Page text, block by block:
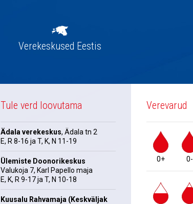
Verekeskused Eestis
Tule verd loovutama
Ädala verekeskus, Ädala tn 2
E, R 8-16 ja T, K, N 11-19
Ülemiste Doonorikeskus
Valukoja 7, Karl Papello maja
E, K, R 9-17 ja T, N 10-18
Kuusalu Rahvamaja (Keskväljak
Verevarud
0+ 0-